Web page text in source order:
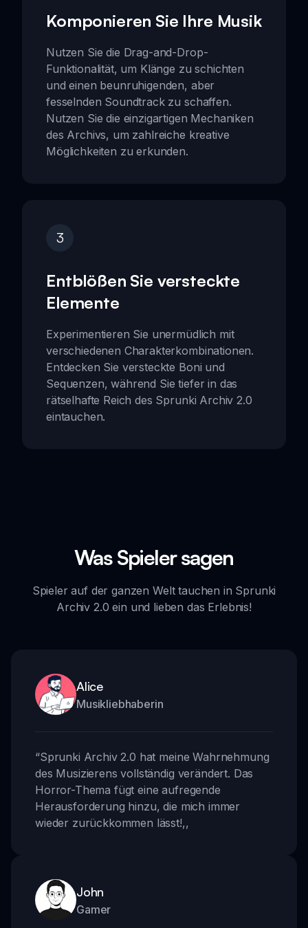
Komponieren Sie Ihre Musik
Nutzen Sie die Drag-and-Drop-
Funktionalität, um Klänge zu schichten
und einen beunruhigenden, aber
fesselnden Soundtrack zu schaffen.
Nutzen Sie die einzigartigen Mechaniken
des Archivs, um zahlreiche kreative
Möglichkeiten zu erkunden.
3
Entblößen Sie versteckte
Elemente
Experimentieren Sie unermüdlich mit
verschiedenen Charakterkombinationen.
Entdecken Sie versteckte Boni und
Sequenzen, während Sie tiefer in das
rätselhafte Reich des Sprunki Archiv 2.0
eintauchen.
Was Spieler sagen
Spieler auf der ganzen Welt tauchen in Sprunki
Archiv 2.0 ein und lieben das Erlebnis!
Alice
Musikliebhaberin
“Sprunki Archiv 2.0 hat meine Wahrnehmung
des Musizierens vollständig verändert. Das
Horror-Thema fügt eine aufregende
Herausforderung hinzu, die mich immer
wieder zurückkommen lässt!,,
John
Gamer